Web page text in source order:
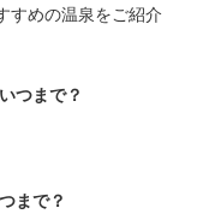
すめの温泉をご紹介
つまで？
まで？